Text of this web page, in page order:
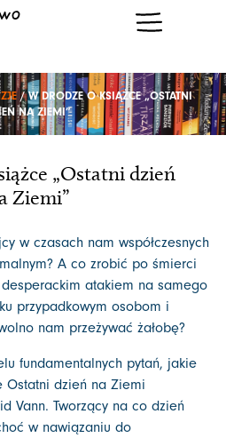
/ W DRODZE O KSIĄŻCE „OSTATNI
NA ZIEMI”
„Ostatni dzień
Ziemi”
w czasach nam współczesnych
A co zrobić po śmierci
atakiem na samego
przypadkowym osobom i
nam przeżywać żałobę?
fundamentalnych pytań, jakie
Ostatni dzień na Ziemi
Vann. Tworzący na co dzień
w nawiązaniu do